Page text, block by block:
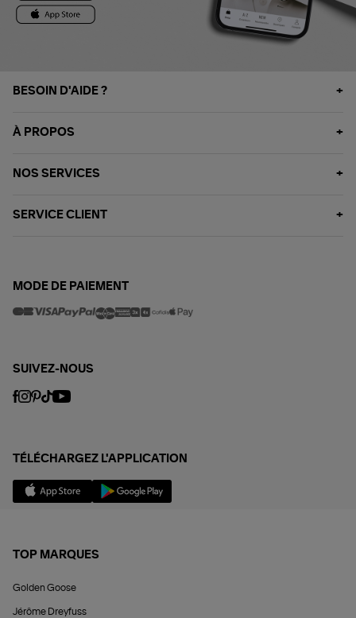
BESOIN D'AIDE ?
À PROPOS
NOS SERVICES
SERVICE CLIENT
MODE DE PAIEMENT
SUIVEZ-NOUS
TÉLÉCHARGEZ L'APPLICATION
TOP MARQUES
Golden Goose
Jérôme Dreyfuss